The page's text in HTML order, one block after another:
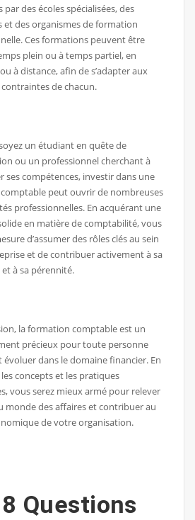
par des écoles spécialisées, des
et des organismes de formation
Ces formations peuvent être
plein ou à temps partiel, en
à distance, afin de s’adapter aux
de chacun.
un étudiant en quête de
ou un professionnel cherchant à
ses compétences, investir dans une
peut ouvrir de nombreuses
professionnelles. En acquérant une
en matière de comptabilité, vous
d’assumer des rôles clés au sein
et de contribuer activement à sa
à sa pérennité.
la formation comptable est un
précieux pour toute personne
dans le domaine financier. En
concepts et les pratiques
vous serez mieux armé pour relever
monde des affaires et contribuer au
de votre organisation.
Questions